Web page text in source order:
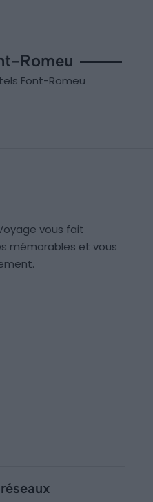
Romeu
Font-Romeu
vous fait
mémorables et vous